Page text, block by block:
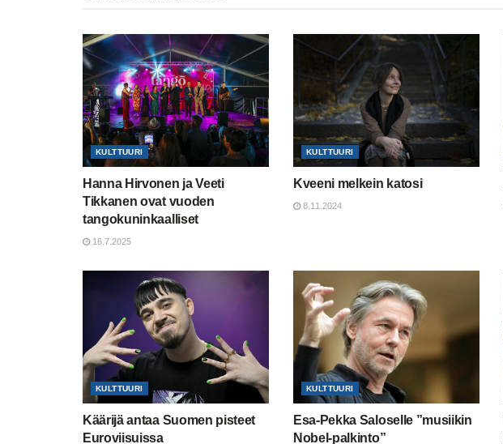
KULTTUURI
Hanna Hirvonen ja Veeti
Tikkanen ovat vuoden
tangokuninkaalliset
16.7.2025
KULTTUURI
Kveeni melkein katosi
8.11.2024
KULTTUURI
Käärijä antaa Suomen pisteet
Euroviisuissa
KULTTUURI
Esa-Pekka Saloselle ”musiikin
Nobel-palkinto”